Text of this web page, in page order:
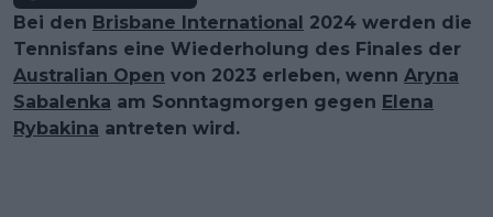
Bei den Brisbane International 2024 werden die
Tennisfans eine Wiederholung des Finales der
Australian Open von 2023 erleben, wenn Aryna
Sabalenka am Sonntagmorgen gegen Elena
Rybakina antreten wird.